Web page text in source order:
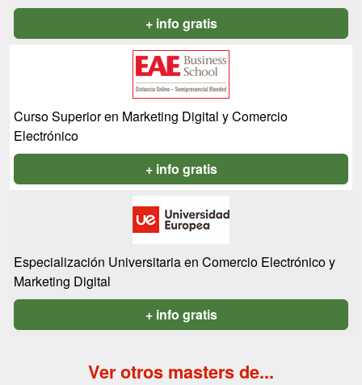
+ info gratis
Curso Superior en Marketing Digital y Comercio
Electrónico
+ info gratis
Especialización Universitaria en Comercio Electrónico y
Marketing Digital
+ info gratis
Ver otros masters de...